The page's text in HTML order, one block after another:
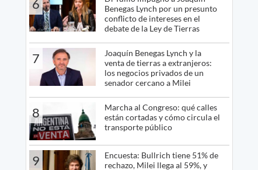
6
Benegas Lynch por un presunto
conflicto de intereses en el
debate de la Ley de Tierras
7
Joaquín Benegas Lynch y la
venta de tierras a extranjeros:
los negocios privados de un
senador cercano a Milei
8
Marcha al Congreso: qué calles
están cortadas y cómo circula el
transporte público
9
Encuesta: Bullrich tiene 51% de
rechazo, Milei llega al 59%, y